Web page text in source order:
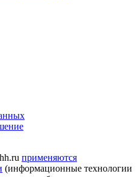
применяются
(информационные технологии